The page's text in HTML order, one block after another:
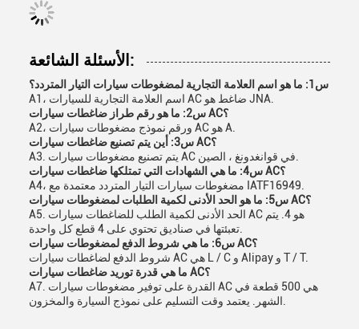
الأسئلة الشائعة:
س1: ما هو اسم العلامة التجارية لمضغوطات سيارات التيار المتردد؟
A1، اسم العلامة التجارية للسيارات AC ضاغط هو JNA.
س2: ما هو رقم طراز ضاغطات سيارات AC؟
A2، ورقم نموذج مضغوطات سيارات AC هو A.
س3: أين يتم تصنيع ضاغطات سيارات AC؟
س4: ما هي الشهادات التي تمتلكها ضاغطات سيارات AC؟
A4، مضغوطات سيارات التيار المتردد معتمدة مع IATF16949.
س5: ما هو الحد الأدنى لكمية الطلبات لمضغوطات سيارات AC؟
A5. الحد الأدنى لكمية الطلب للضاغطات سيارات AC هو 4. يتم
س6: ما هي شروط الدفع لمضغوطات سيارات AC؟
شروط الدفع لضاغطات سيارات AC هي L / C و Alipay و T / T.
ما هي قدرة توريد ضاغطات سيارات AC؟
A7. القدرة على توفير مضغوطات سيارات AC هي 500 قطعة في